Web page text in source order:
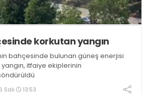
korkutan yangın
bahçesinde bulunan güneş enerjisi
itfaiye ekiplerinin
Salı 13:53